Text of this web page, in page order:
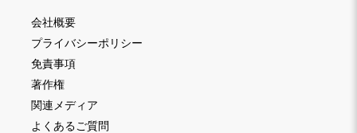
会社概要
プライバシーポリシー
免責事項
著作権
関連メディア
よくあるご質問